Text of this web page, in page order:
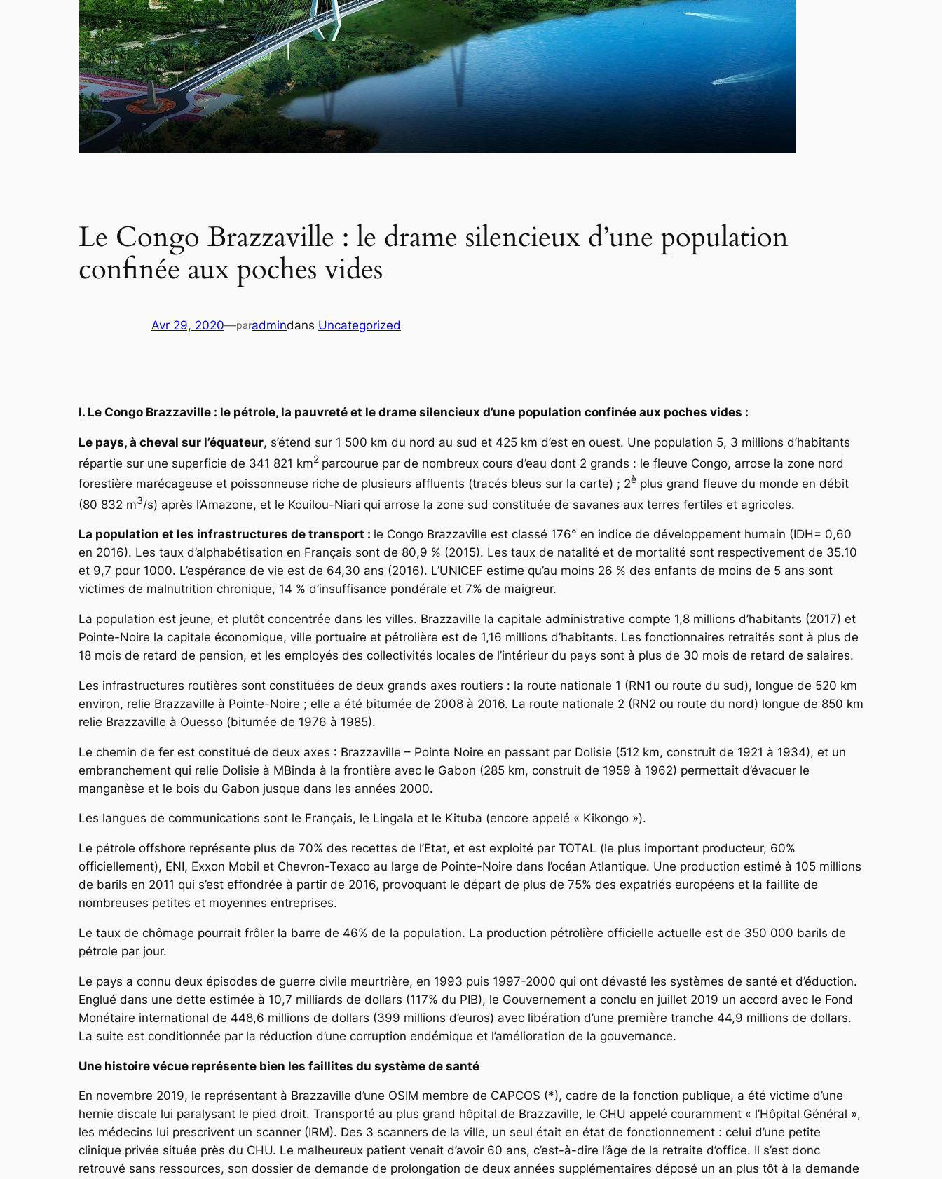
Le Congo Brazzaville : le drame silencieux d’une population
confinée aux poches vides
Avr 29, 2020—paradmindans Uncategorized
I. Le Congo Brazzaville : le pétrole, la pauvreté et le drame silencieux d’une population confinée aux poches vides :
Le pays, à cheval sur l’équateur, s’étend sur 1 500 km du nord au sud et 425 km d’est en ouest. Une population 5, 3 millions d’habitants
répartie sur une superficie de 341 821 km2 parcourue par de nombreux cours d’eau dont 2 grands : le fleuve Congo, arrose la zone nord
forestière marécageuse et poissonneuse riche de plusieurs affluents (tracés bleus sur la carte) ; 2è plus grand fleuve du monde en débit
(80 832 m3/s) après l’Amazone, et le Kouilou-Niari qui arrose la zone sud constituée de savanes aux terres fertiles et agricoles.
La population et les infrastructures de transport : le Congo Brazzaville est classé 176° en indice de développement humain (IDH= 0,60
en 2016). Les taux d’alphabétisation en Français sont de 80,9 % (2015). Les taux de natalité et de mortalité sont respectivement de 35.10
et 9,7 pour 1000. L’espérance de vie est de 64,30 ans (2016). L’UNICEF estime qu’au moins 26 % des enfants de moins de 5 ans sont
victimes de malnutrition chronique, 14 % d’insuffisance pondérale et 7% de maigreur.
La population est jeune, et plutôt concentrée dans les villes. Brazzaville la capitale administrative compte 1,8 millions d’habitants (2017) et
Pointe-Noire la capitale économique, ville portuaire et pétrolière est de 1,16 millions d’habitants. Les fonctionnaires retraités sont à plus de
18 mois de retard de pension, et les employés des collectivités locales de l’intérieur du pays sont à plus de 30 mois de retard de salaires.
Les infrastructures routières sont constituées de deux grands axes routiers : la route nationale 1 (RN1 ou route du sud), longue de 520 km
environ, relie Brazzaville à Pointe-Noire ; elle a été bitumée de 2008 à 2016. La route nationale 2 (RN2 ou route du nord) longue de 850 km
relie Brazzaville à Ouesso (bitumée de 1976 à 1985).
Le chemin de fer est constitué de deux axes : Brazzaville – Pointe Noire en passant par Dolisie (512 km, construit de 1921 à 1934), et un
embranchement qui relie Dolisie à MBinda à la frontière avec le Gabon (285 km, construit de 1959 à 1962) permettait d’évacuer le
manganèse et le bois du Gabon jusque dans les années 2000.
Les langues de communications sont le Français, le Lingala et le Kituba (encore appelé « Kikongo »).
Le pétrole offshore représente plus de 70% des recettes de l’Etat, et est exploité par TOTAL (le plus important producteur, 60%
officiellement), ENI, Exxon Mobil et Chevron-Texaco au large de Pointe-Noire dans l’océan Atlantique. Une production estimé à 105 millions
de barils en 2011 qui s’est effondrée à partir de 2016, provoquant le départ de plus de 75% des expatriés européens et la faillite de
nombreuses petites et moyennes entreprises.
Le taux de chômage pourrait frôler la barre de 46% de la population. La production pétrolière officielle actuelle est de 350 000 barils de
pétrole par jour.
Le pays a connu deux épisodes de guerre civile meurtrière, en 1993 puis 1997-2000 qui ont dévasté les systèmes de santé et d’éduction.
Englué dans une dette estimée à 10,7 milliards de dollars (117% du PIB), le Gouvernement a conclu en juillet 2019 un accord avec le Fond
Monétaire international de 448,6 millions de dollars (399 millions d’euros) avec libération d’une première tranche 44,9 millions de dollars.
La suite est conditionnée par la réduction d’une corruption endémique et l’amélioration de la gouvernance.
Une histoire vécue représente bien les faillites du système de santé
En novembre 2019, le représentant à Brazzaville d’une OSIM membre de CAPCOS (*), cadre de la fonction publique, a été victime d’une
hernie discale lui paralysant le pied droit. Transporté au plus grand hôpital de Brazzaville, le CHU appelé couramment « l’Hôpital Général »,
les médecins lui prescrivent un scanner (IRM). Des 3 scanners de la ville, un seul était en état de fonctionnement : celui d’une petite
clinique privée située près du CHU. Le malheureux patient venait d’avoir 60 ans, c’est-à-dire l’âge de la retraite d’office. Il s’est donc
retrouvé sans ressources, son dossier de demande de prolongation de deux années supplémentaires déposé un an plus tôt à la demande